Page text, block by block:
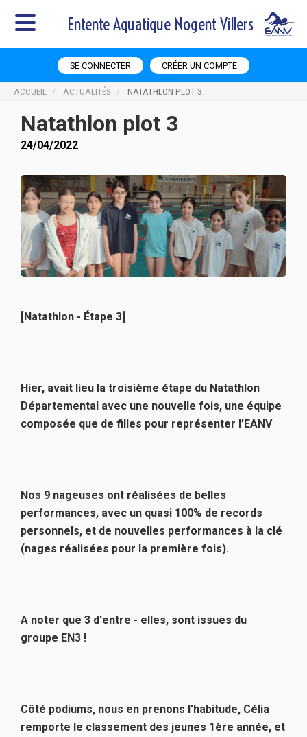
Entente Aquatique Nogent Villers
SE CONNECTER CRÉER UN COMPTE
ACCUEIL ACTUALITÉS NATATHLON PLOT 3
Natathlon plot 3
24/04/2022
[Natathlon - Étape 3]
Hier, avait lieu la troisième étape du Natathlon
Départemental avec une nouvelle fois, une équipe
composée que de filles pour représenter l’EANV
Nos 9 nageuses ont réalisées de belles
performances, avec un quasi 100% de records
personnels, et de nouvelles performances à la clé
(nages réalisées pour la première fois).
A noter que 3 d'entre - elles, sont issues du
groupe EN3 !
Côté podiums, nous en prenons l'habitude, Célia
remporte le classement des jeunes 1ère année, et